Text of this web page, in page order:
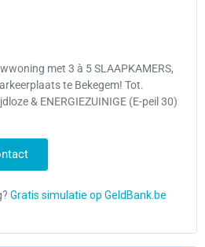
met 3 à 5 SLAAPKAMERS,
te Bekegem! Tot.
& ENERGIEZUINIGE (E-peil 30)